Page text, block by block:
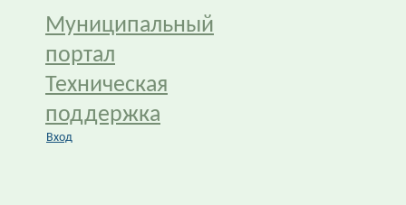
Муниципальный
портал
Техническая
поддержка
Вход